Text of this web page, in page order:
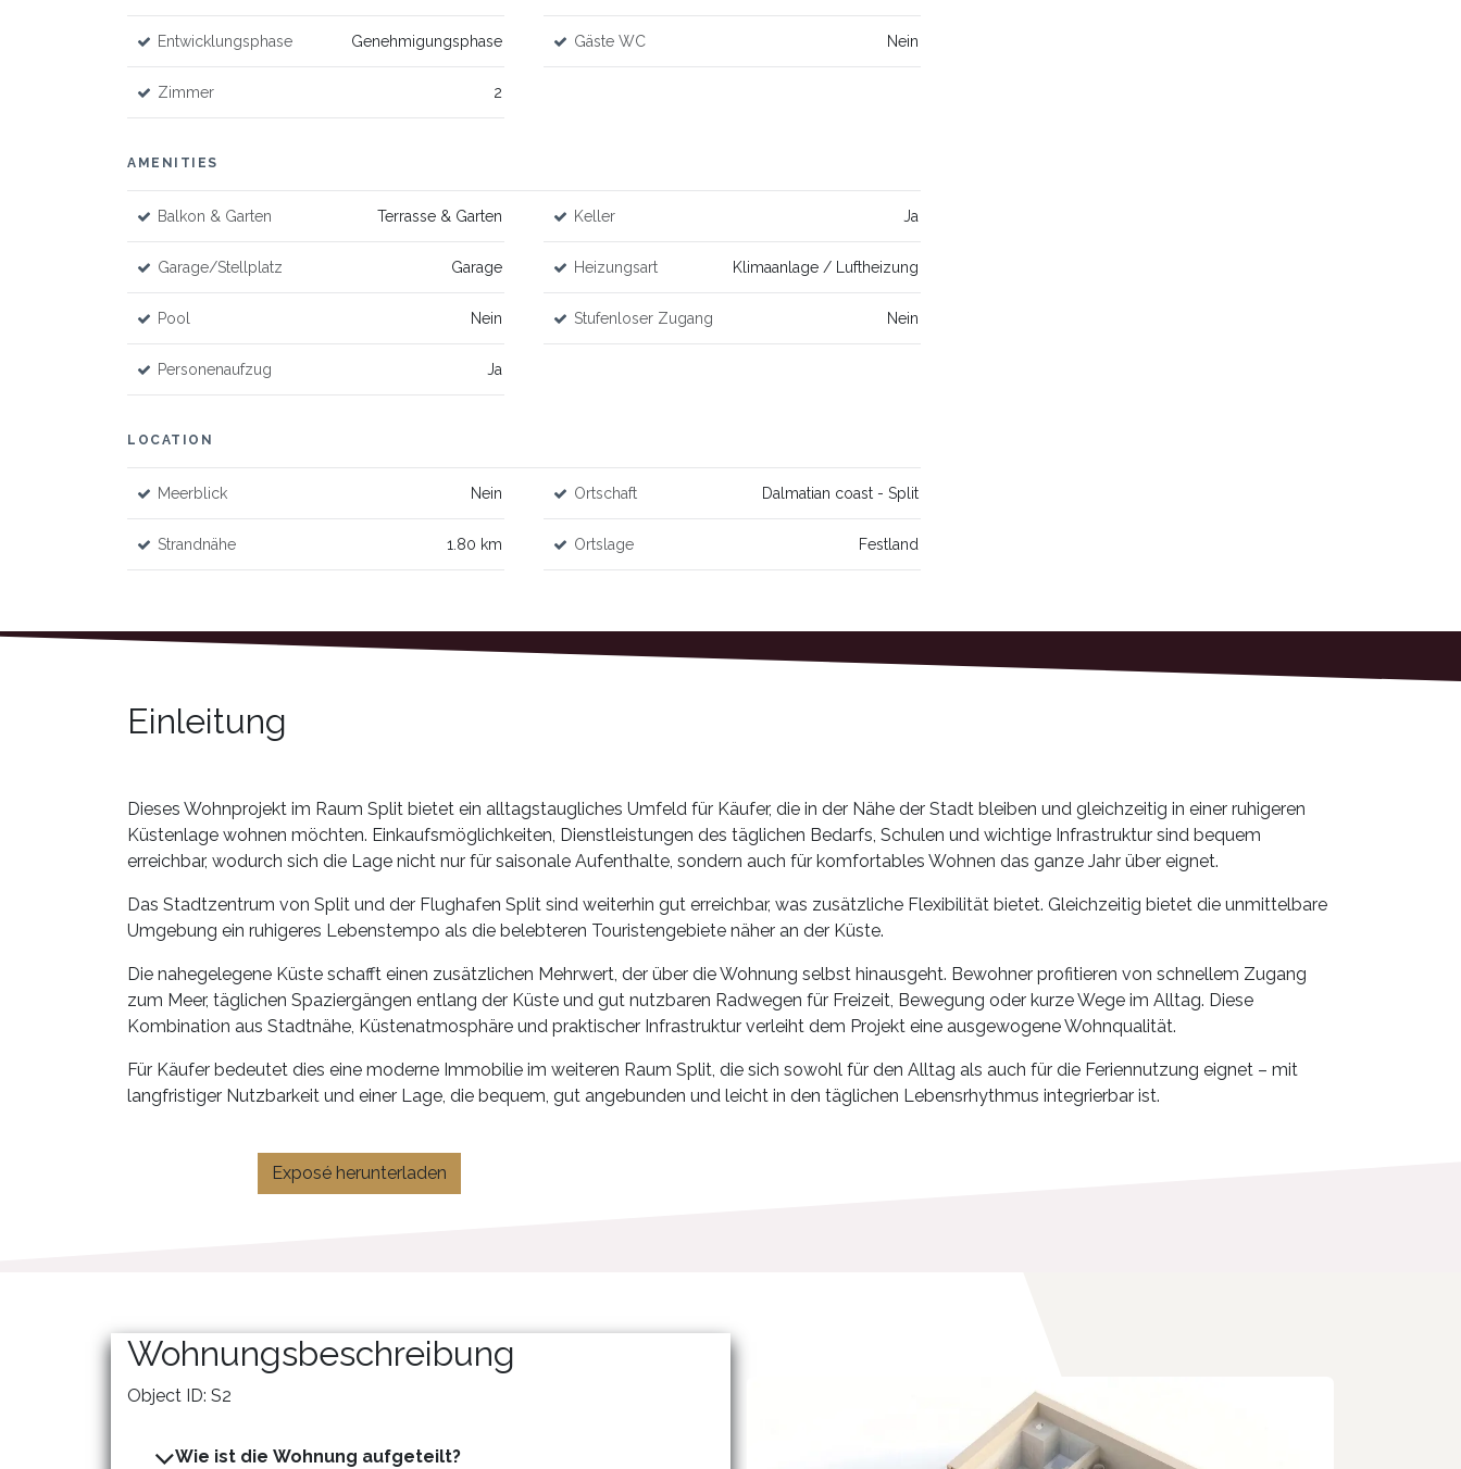
Entwicklungsphase Genehmigungsphase
Zimmer 2
Gäste WC Nein
AMENITIES
Balkon & Garten Terrasse & Garten
Garage/Stellplatz Garage
Pool Nein
Personenaufzug Ja
Keller Ja
Heizungsart Klimaanlage / Luftheizung
Stufenloser Zugang Nein
LOCATION
Meerblick Nein
Strandnähe 1.80 km
Ortschaft Dalmatian coast - Split
Ortslage Festland
Einleitung
Dieses Wohnprojekt im Raum Split bietet ein alltagstaugliches Umfeld für Käufer, die in der Nähe der Stadt bleiben und gleichzeitig in einer ruhigeren
Küstenlage wohnen möchten. Einkaufsmöglichkeiten, Dienstleistungen des täglichen Bedarfs, Schulen und wichtige Infrastruktur sind bequem
erreichbar, wodurch sich die Lage nicht nur für saisonale Aufenthalte, sondern auch für komfortables Wohnen das ganze Jahr über eignet.
Das Stadtzentrum von Split und der Flughafen Split sind weiterhin gut erreichbar, was zusätzliche Flexibilität bietet. Gleichzeitig bietet die unmittelbare
Umgebung ein ruhigeres Lebenstempo als die belebteren Touristengebiete näher an der Küste.
Die nahegelegene Küste schafft einen zusätzlichen Mehrwert, der über die Wohnung selbst hinausgeht. Bewohner profitieren von schnellem Zugang
zum Meer, täglichen Spaziergängen entlang der Küste und gut nutzbaren Radwegen für Freizeit, Bewegung oder kurze Wege im Alltag. Diese
Kombination aus Stadtnähe, Küstenatmosphäre und praktischer Infrastruktur verleiht dem Projekt eine ausgewogene Wohnqualität.
Für Käufer bedeutet dies eine moderne Immobilie im weiteren Raum Split, die sich sowohl für den Alltag als auch für die Feriennutzung eignet – mit
langfristiger Nutzbarkeit und einer Lage, die bequem, gut angebunden und leicht in den täglichen Lebensrhythmus integrierbar ist.
Exposé herunterladen
Wohnungsbeschreibung
Object ID: S2
Wie ist die Wohnung aufgeteilt?